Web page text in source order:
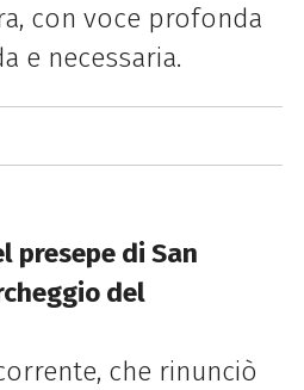
con voce profonda
e necessaria.
presepe di San
del
che rinunciò